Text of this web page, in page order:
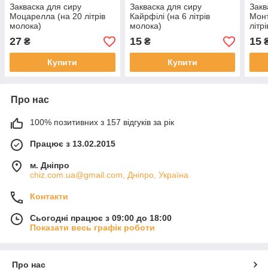
Закваска для сиру
Моцарелла (на 20 літрів
молока)
27 ₴
Купити
Закваска для сиру
Кайрфілі (на 6 літрів
молока)
15₴
Купити
15
Про нас
100% позитивних з 157 відгуків за рік
Працює з 13.02.2015
м. Дніпро
chiz.com.ua@gmail.com, Дніпро, Україна
Контакти
Сьогодні працює з 09:00 до 18:00
Показати весь графік роботи
Про нас